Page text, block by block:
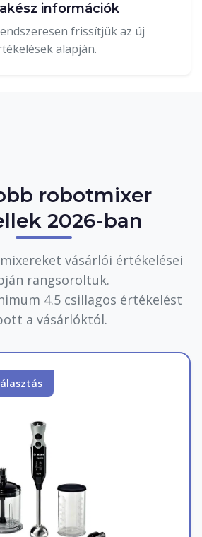
információk
frissítjük az új
alapján.
robotmixer
2026-ban
vásárlói értékelései
rangsoroltuk.
4.5 csillagos értékelést
a vásárlóktól.